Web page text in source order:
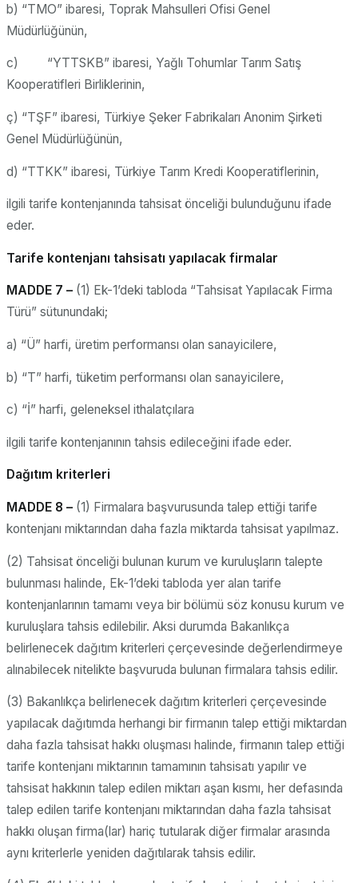
b) “TMO” ibaresi, Toprak Mahsulleri Ofisi Genel
Müdürlüğünün,
c) “YTTSKB” ibaresi, Yağlı Tohumlar Tarım Satış
Kooperatifleri Birliklerinin,
ç) “TŞF” ibaresi, Türkiye Şeker Fabrikaları Anonim Şirketi
Genel Müdürlüğünün,
d) “TTKK” ibaresi, Türkiye Tarım Kredi Kooperatiflerinin,
ilgili tarife kontenjanında tahsisat önceliği bulunduğunu ifade
eder.
Tarife kontenjanı tahsisatı yapılacak firmalar
MADDE 7 – (1) Ek-1’deki tabloda “Tahsisat Yapılacak Firma
Türü” sütunundaki;
a) “Ü” harfi, üretim performansı olan sanayicilere,
b) “T” harfi, tüketim performansı olan sanayicilere,
c) “İ” harfi, geleneksel ithalatçılara
ilgili tarife kontenjanının tahsis edileceğini ifade eder.
Dağıtım kriterleri
MADDE 8 – (1) Firmalara başvurusunda talep ettiği tarife
kontenjanı miktarından daha fazla miktarda tahsisat yapılmaz.
(2) Tahsisat önceliği bulunan kurum ve kuruluşların talepte
bulunması halinde, Ek-1’deki tabloda yer alan tarife
kontenjanlarının tamamı veya bir bölümü söz konusu kurum ve
kuruluşlara tahsis edilebilir. Aksi durumda Bakanlıkça
belirlenecek dağıtım kriterleri çerçevesinde değerlendirmeye
alınabilecek nitelikte başvuruda bulunan firmalara tahsis edilir.
(3) Bakanlıkça belirlenecek dağıtım kriterleri çerçevesinde
yapılacak dağıtımda herhangi bir firmanın talep ettiği miktardan
daha fazla tahsisat hakkı oluşması halinde, firmanın talep ettiği
tarife kontenjanı miktarının tamamının tahsisatı yapılır ve
tahsisat hakkının talep edilen miktarı aşan kısmı, her defasında
talep edilen tarife kontenjanı miktarından daha fazla tahsisat
hakkı oluşan firma(lar) hariç tutularak diğer firmalar arasında
aynı kriterlerle yeniden dağıtılarak tahsis edilir.